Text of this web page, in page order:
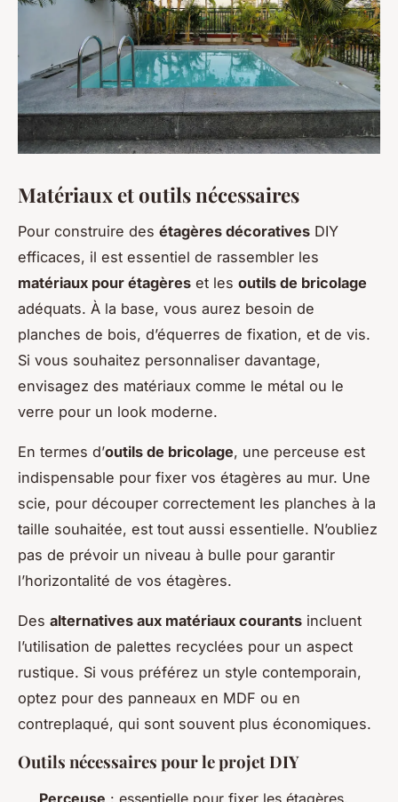
Matériaux et outils nécessaires
Pour construire des étagères décoratives DIY
efficaces, il est essentiel de rassembler les
matériaux pour étagères et les outils de bricolage
adéquats. À la base, vous aurez besoin de
planches de bois, d’équerres de fixation, et de vis.
Si vous souhaitez personnaliser davantage,
envisagez des matériaux comme le métal ou le
verre pour un look moderne.
En termes d’outils de bricolage, une perceuse est
indispensable pour fixer vos étagères au mur. Une
scie, pour découper correctement les planches à la
taille souhaitée, est tout aussi essentielle. N’oubliez
pas de prévoir un niveau à bulle pour garantir
l’horizontalité de vos étagères.
Des alternatives aux matériaux courants incluent
l’utilisation de palettes recyclées pour un aspect
rustique. Si vous préférez un style contemporain,
optez pour des panneaux en MDF ou en
contreplaqué, qui sont souvent plus économiques.
Outils nécessaires pour le projet DIY
Perceuse : essentielle pour fixer les étagères.